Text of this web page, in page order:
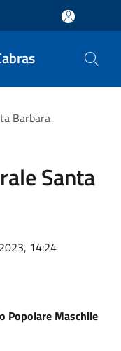
Barbara
Santa
14:24
Popolare Maschile